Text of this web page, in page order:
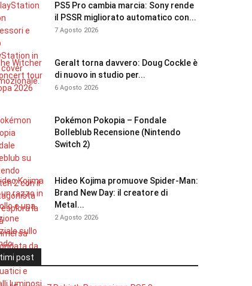
PS5 Pro cambia marcia: Sony rende
il PSSR migliorato automatico con...
7 Agosto 2026
Geralt torna davvero: Doug Cockle è
di nuovo in studio per...
6 Agosto 2026
Pokémon Pokopia – Fondale
Bolleblub Recensione (Nintendo
Switch 2)
Hideo Kojima promuove Spider-Man:
Brand New Day: il creatore di
Metal...
2 Agosto 2026
post